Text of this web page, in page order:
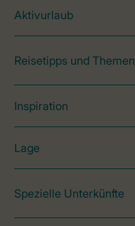
Aktivurlaub
Reisetipps und Themen
Inspiration
Lage
Spezielle Unterkünfte